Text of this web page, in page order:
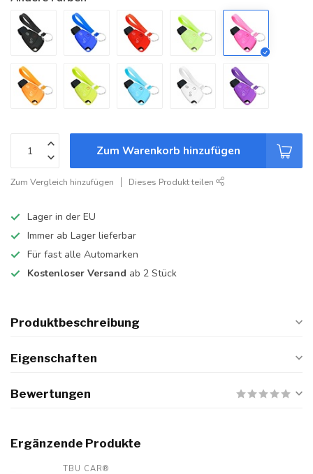
Zum Warenkorb hinzufügen
Zum Vergleich hinzufügen Dieses Produkt teilen
Lager in der EU
Immer ab Lager lieferbar
Für fast alle Automarken
Kostenloser Versand ab 2 Stück
Produktbeschreibung
Eigenschaften
Bewertungen
Ergänzende Produkte
TBU CAR®